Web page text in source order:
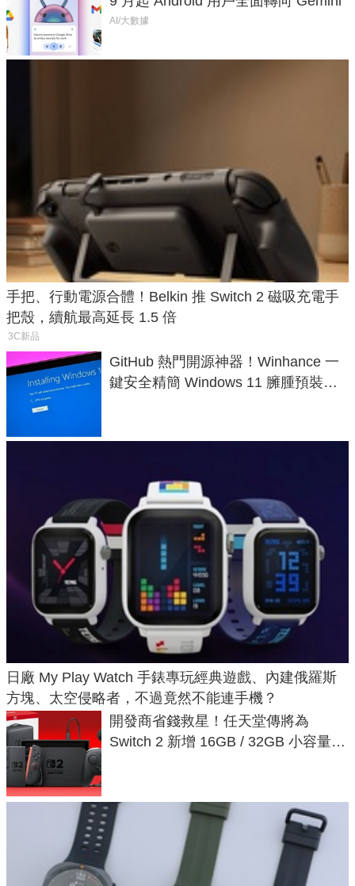
AI/大數據
手把、行動電源合體！Belkin 推 Switch 2 磁吸充電手
把殼，續航最高延長 1.5 倍
3C新品
GitHub 熱門開源神器！Winhance 一
鍵安全精簡 Windows 11 臃腫預裝軟
日廠 My Play Watch 手錶專玩經典遊戲、內建俄羅斯
方塊、太空侵略者，不過竟然不能連手機？
開發商省錢救星！任天堂傳將為
Switch 2 新增 16GB / 32GB 小容量遊